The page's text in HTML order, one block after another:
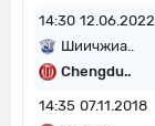
14:30 12.06.2022
Шиичжиа..
Chengdu..
14:35 07.11.2018